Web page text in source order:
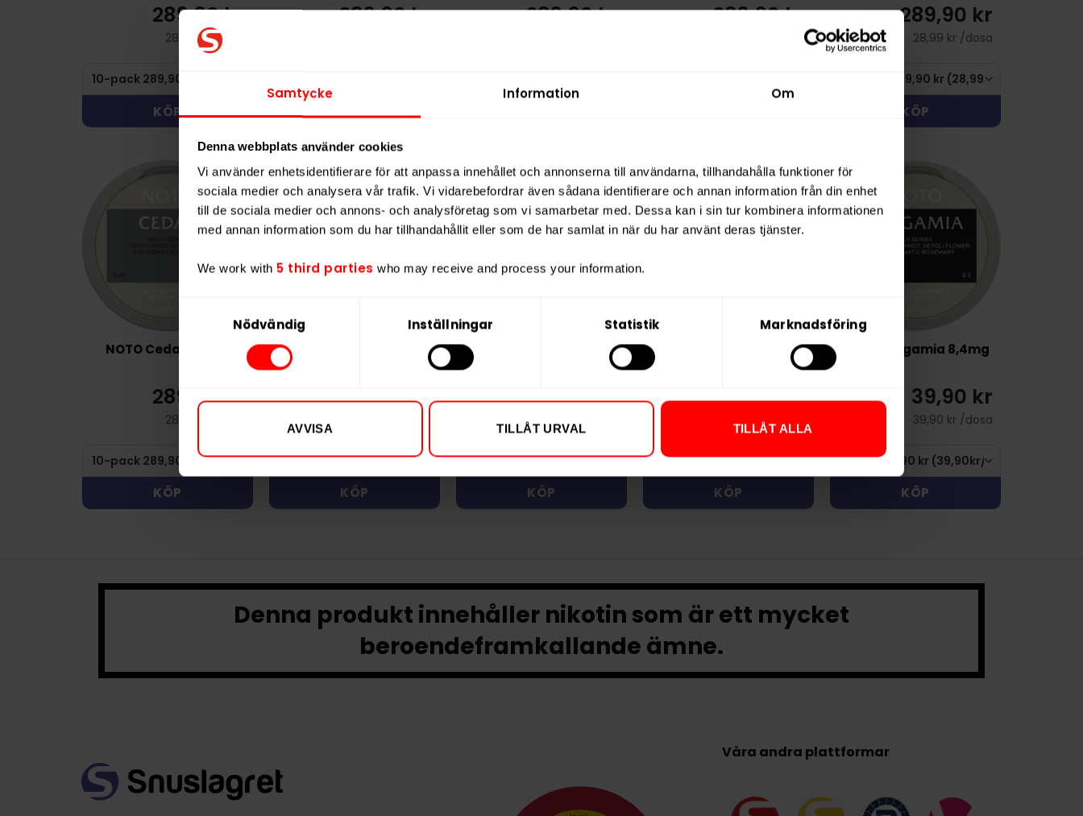
Samtycke Information Om
Denna webbplats använder cookies
Vi använder enhetsidentifierare för att anpassa innehållet och annonserna till användarna, tillhandahålla funktioner för
sociala medier och analysera vår trafik. Vi vidarebefordrar även sådana identifierare och annan information från din enhet
till de sociala medier och annons- och analysföretag som vi samarbetar med. Dessa kan i sin tur kombinera informationen
med annan information som du har tillhandahållit eller som de har samlat in när du har använt deras tjänster.
We work with 5 third parties who may receive and process your information.
Nödvändig Inställningar Statistik Marknadsföring
AVVISA TILLÅT URVAL TILLÅT ALLA
289,90 kr
28,99 kr /dosa
KÖP
289,90 kr
KÖP
289,90 kr 289,90 kr
28,99 kr /dosa
289,90 kr
28,99 kr /dosa
KÖP
NOTO Cedar 8,4mg
289,90 kr
28,99 kr /dosa
KÖP
Nordic Spirit Dark Fizz
329,90 kr
KÖP
239,90 kr
KÖP
Chainpop Almond &
239,90 kr
23,99 kr /dosa
KÖP
NOTO Bergamia 8,4mg
39,90 kr
39,90 kr /dosa
KÖP
Denna produkt innehåller nikotin som är ett mycket
beroendeframkallande ämne.
Våra andra plattformar